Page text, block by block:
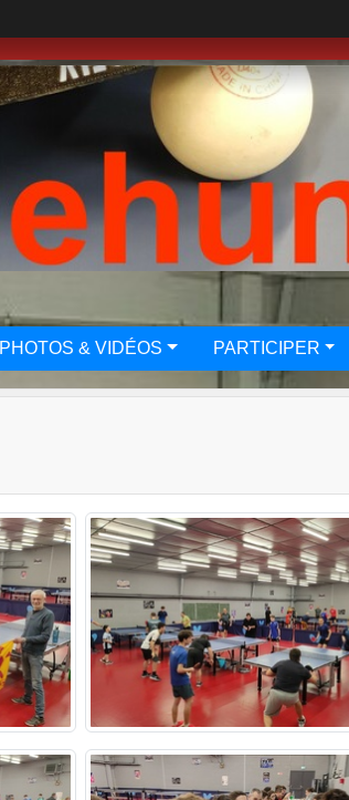
PHOTOS & VIDÉOS PARTICIPER